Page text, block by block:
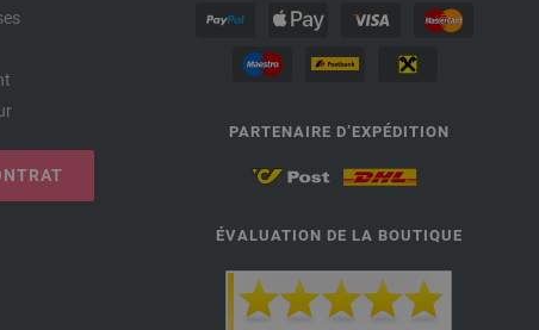
PARTENAIRE D’EXPÉDITION
ÉVALUATION DE LA BOUTIQUE